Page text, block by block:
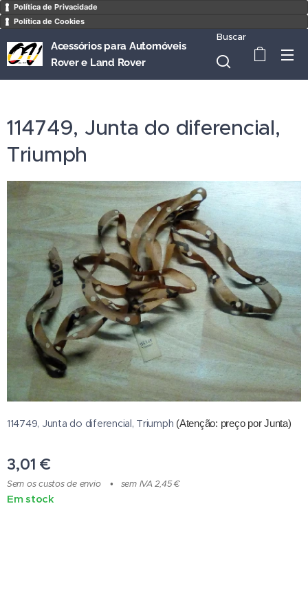
Política de Privacidade
Política de Cookies
Acessórios para Automóveis
Rover e Land Rover
Buscar
114749, Junta do diferencial,
Triumph
114749, Junta do diferencial, Triumph (Atenção: preço por Junta)
3,01 €
Sem os custos de envio sem IVA 2,45 €
Em stock